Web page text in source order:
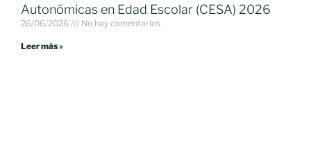
Autonómicas en Edad Escolar (CESA) 2026
26/06/2026 No hay comentarios
Leer más »